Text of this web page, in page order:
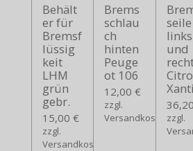
Behält
er für
Bremsf
lüssig
keit
LHM
grün
gebr.
15,00 €
zzgl.
Versandkosten
Brems
schlau
ch
hinten
Peuge
ot 106
12,00 €
zzgl.
Versandkosten
seile
links
und
zzgl.